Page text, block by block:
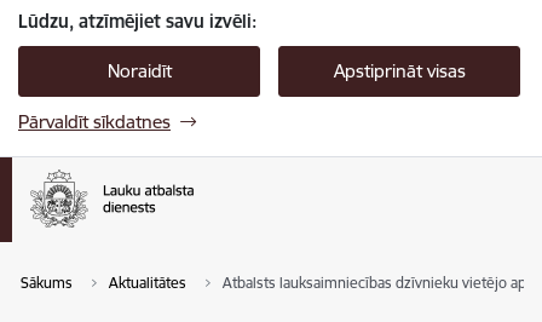
Lūdzu, atzīmējiet savu izvēli:
Noraidīt Apstiprināt visas
Pārvaldīt sīkdatnes
Sākums Aktualitātes Atbalsts lauksaimniecības dzīvnieku vietējo